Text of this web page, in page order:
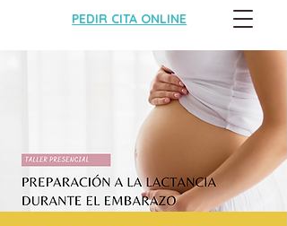
PEDIR CITA ONLINE